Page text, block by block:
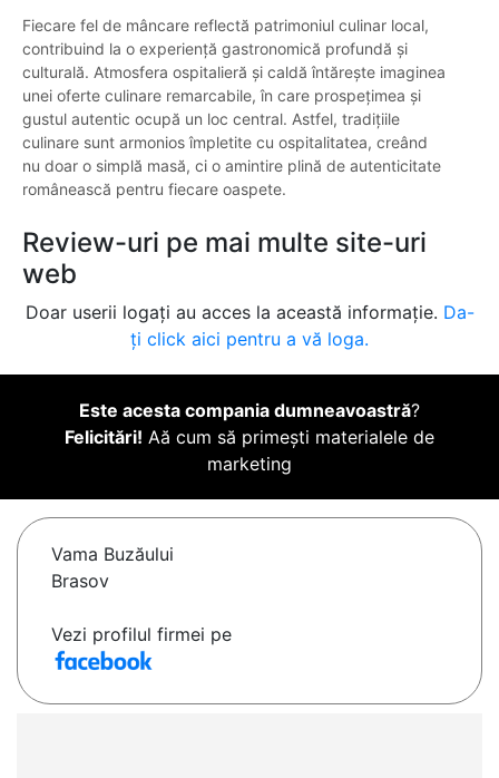
Fiecare fel de mâncare reflectă patrimoniul culinar local,
contribuind la o experiență gastronomică profundă și
culturală. Atmosfera ospitalieră și caldă întărește imaginea
unei oferte culinare remarcabile, în care prospețimea și
gustul autentic ocupă un loc central. Astfel, tradițiile
culinare sunt armonios împletite cu ospitalitatea, creând
nu doar o simplă masă, ci o amintire plină de autenticitate
românească pentru fiecare oaspete.
Review-uri pe mai multe site-uri
web
Doar userii logați au acces la această informație. Da-
ți click aici pentru a vă loga.
Este acesta compania dumneavoastră?
Felicitări! Aă cum să primești materialele de
marketing
Vama Buzăului
Brasov
Vezi profilul firmei pe